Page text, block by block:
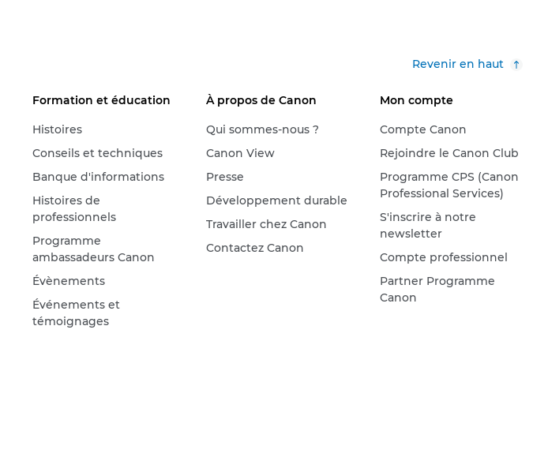
Revenir en haut
Formation et éducation
Histoires
Conseils et techniques
Banque d'informations
Histoires de
professionnels
Programme
ambassadeurs Canon
Évènements
Événements et
témoignages
À propos de Canon
Qui sommes-nous ?
Canon View
Presse
Développement durable
Travailler chez Canon
Contactez Canon
Mon compte
Compte Canon
Rejoindre le Canon Club
Programme CPS (Canon
Professional Services)
S'inscrire à notre
newsletter
Compte professionnel
Partner Programme
Canon